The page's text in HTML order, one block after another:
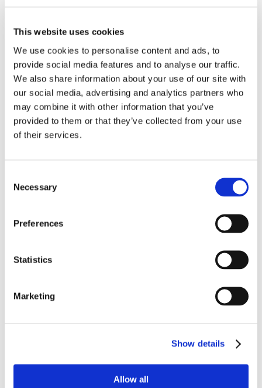
This website uses cookies
We use cookies to personalise content and ads, to
provide social media features and to analyse our traffic.
We also share information about your use of our site with
our social media, advertising and analytics partners who
may combine it with other information that you’ve
provided to them or that they’ve collected from your use
of their services.
Selection
Necessary
Preferences
Statistics
Marketing
Show details
Allow all
che abitasse l’immobile sarebbe stato
stesso, come previsto dall’art 559 c.p.c.).
Ai sensi del novellato comma 8 dell’art. 560
c.p.c. “fermo quanto previsto dal sesto
comma, quando l’immobile pignorato è
dell’immobile pignorato prima della pronuncia
di trasferimento ai sensi dell’articolo 586
”.
Il giudice, ai sensi del comma 6 del novellato
quattro casi,
Ostacoli le visite dei potenziali acquirenti;
buona conservazione, per colpa o dolo;